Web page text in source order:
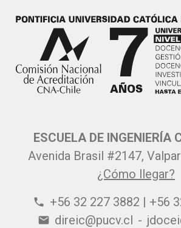
ESCUELA DE INGENIERÍA
Avenida Brasil #2147,
¿Cómo llegar?
phone +56 32 227 3882 | +56
email direic@pucv.cl -